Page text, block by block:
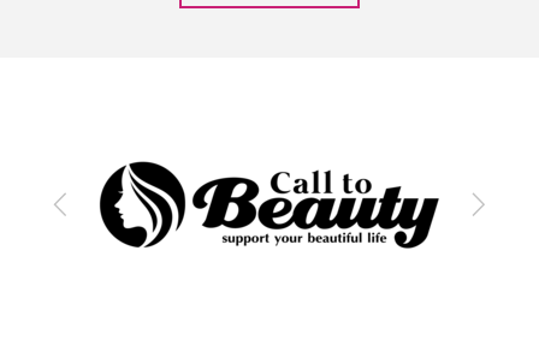
前
次